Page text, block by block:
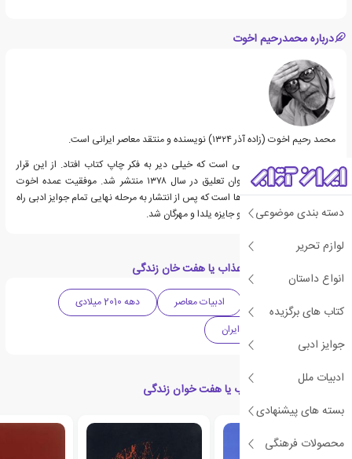
دسته بندی موضوعی
لوازم تحریر
انواع داستان
کتاب های برگزیده
جوایز ادبی
ادبیات ملل
بسته های پیشنهادی
محصولات فرهنگی
درباره محمدرحیم اخوت
محمد رحیم اخوت (زاده آذر ۱۳۲۴) نویسنده و منتقد معاصر ایرانی است.
اخوت از جمله نویسندگانی است که خیلی دیر به فکر چاپ کتاب افتاد. از این قرار
نخستین کتاب وی با عنوان تعلیق در سال ۱۳۷۸ منتشر شد. موفقیت عمده اخوت
مدیون رمان نام‌ها و سایه‌ها است که پس از انتشار به مرحله نهایی تمام جوایز ادبی راه
یافت و از آن میان برنده دو جایزه یلدا و مهرگان شد.
دسته بندی های کتاب عذاب یا هفت خان زندگی
ادبیات داستانی ادبیات معاصر
دهه 2010 میلادی
ادبیات ایران
کتاب های مرتبط با عذاب یا هفت خوان زندگی